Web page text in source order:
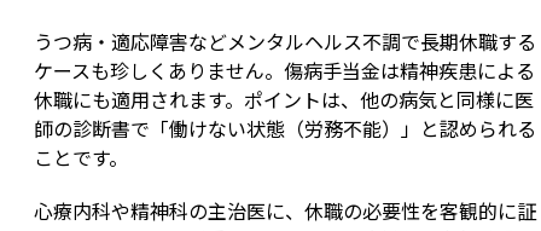
うつ病・適応障害などメンタルヘルス不調で長期休職する
ケースも珍しくありません。傷病手当金は精神疾患による
休職にも適用されます。ポイントは、他の病気と同様に医
師の診断書で「働けない状態（労務不能）」と認められる
ことです。
心療内科や精神科の主治医に、休職の必要性を客観的に証